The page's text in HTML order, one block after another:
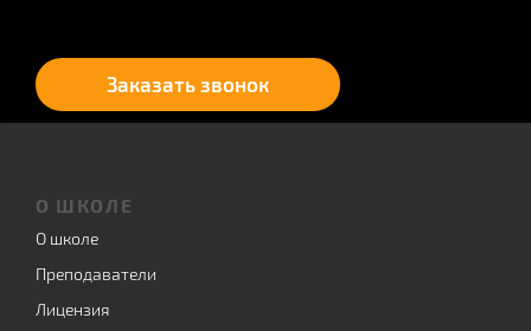
Заказать звонок
О ШКОЛЕ
О школе
Преподаватели
Лицензия